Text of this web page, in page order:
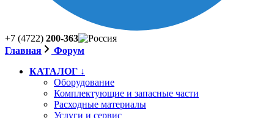
+7 (4722) 200-363
Главная
Форум
КАТАЛОГ ↓
Оборудование
Комплектующие и запасные части
Расходные материалы
Услуги и сервис